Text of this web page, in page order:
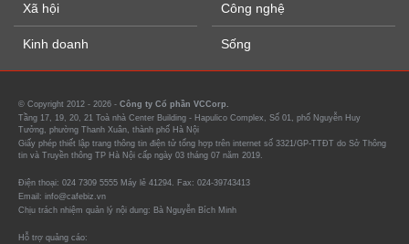
Xã hội
Kinh doanh
Công nghệ
Sống
© Copyright 2012 - 2026 - Công ty Cổ phần VCCorp.
Tầng 17, 19, 20, 21 Toà nhà Center Building - Hapulico Complex, Số 01, phố Nguyễn Huy
Tưởng, phường Thanh Xuân, thành phố Hà Nội
Giấy phép thiết lập trang thông tin điện tử tổng hợp trên internet số 3321/GP-TTĐT do Sở Thông
tin và Truyền thông TP Hà Nội cấp ngày 03 tháng 07 năm 2019.
Điện thoại: 024 7309 5555 Máy lẻ 41294. Fax: 024-39743413
Email: info@cafebiz.vn
Chịu trách nhiệm quản lý nội dung: Bà Nguyễn Bích Minh
Hỗ trợ quảng cáo: